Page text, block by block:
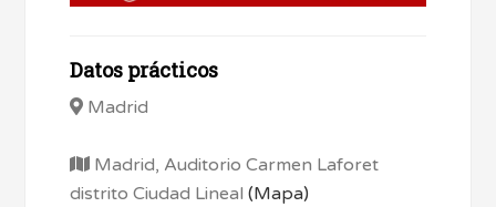
Datos prácticos
Madrid
Madrid, Auditorio Carmen Laforet
distrito Ciudad Lineal(Mapa)